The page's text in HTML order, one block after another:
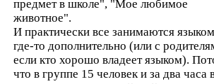
предмет в школе", "Мое любимое
животное".
И практически все занимаются языком
где-то дополнительно (или с
если кто хорошо владеет языком).
что в группе 15 человек и за два часа